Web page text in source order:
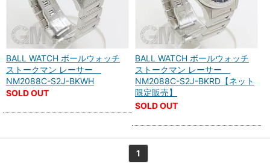
BALL WATCH ボールウォッチ
ストークマン レーサー
NM2088C-S2J-BKWH
SOLD OUT
BALL WATCH ボールウォッチ
ストークマン レーサー
NM2088C-S2J-BKRD【ネット
限定販売】
SOLD OUT
1